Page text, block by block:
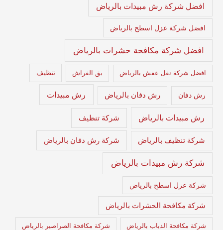
افضل شركة رش مبيدات بالرياض
افضل شركة عزل اسطح بالرياض
افضل شركة مكافحة حشرات بالرياض
افضل شركة نقل عفش بالرياض بق الفراش تنظيف
رش دفان رش دفان بالرياض رش مبيدات
رش مبيدات بالرياض شركة تنظيف
شركة تنظيف بالرياض شركة رش دفان بالرياض
شركة رش مبيدات بالرياض
شركة عزل اسطح بالرياض
شركة مكافحة الحشرات بالرياض
شركة مكافحة الذباب بالرياض شركة مكافحة الصراصير بالرياض